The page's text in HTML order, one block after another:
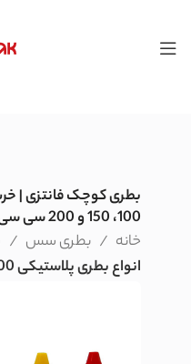
بطری کوچک فانتزی |
100، 150 و 200 سی سی
خانه
بطری سس
انواع بطری پلاستیکی 100، 150 و 200 سی سی